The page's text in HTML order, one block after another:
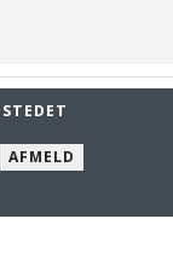
AFMELD